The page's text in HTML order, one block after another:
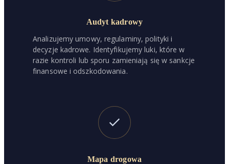
Audyt kadrowy
Analizujemy umowy, regulaminy, polityki i
decyzje kadrowe. Identyfikujemy luki, które w
razie kontroli lub sporu zamieniają się w sankcje
finansowe i odszkodowania.
Mapa drogowa